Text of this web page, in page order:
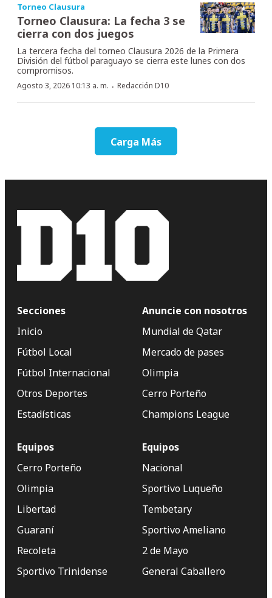
Torneo Clausura
Torneo Clausura: La fecha 3 se
cierra con dos juegos
La tercera fecha del torneo Clausura 2026 de la Primera
División del fútbol paraguayo se cierra este lunes con dos
compromisos.
Agosto 3, 2026 10:13 a. m. · Redacción D10
Carga Más
Secciones
Inicio
Fútbol Local
Fútbol Internacional
Otros Deportes
Estadísticas
Anuncie con nosotros
Mundial de Qatar
Mercado de pases
Olimpia
Cerro Porteño
Champions League
Equipos
Cerro Porteño
Olimpia
Libertad
Guaraní
Recoleta
Sportivo Trinidense
Equipos
Nacional
Sportivo Luqueño
Tembetary
Sportivo Ameliano
2 de Mayo
General Caballero